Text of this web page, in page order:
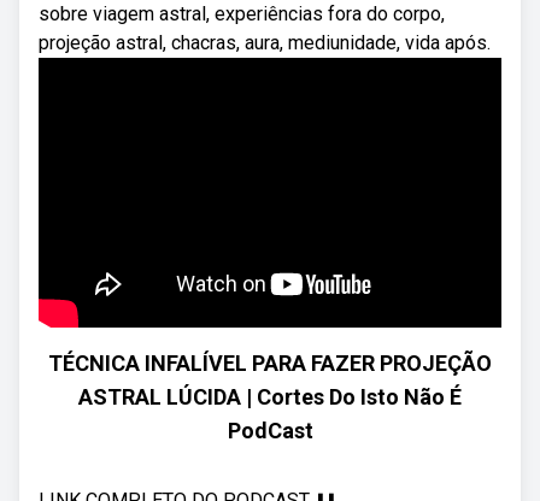
sobre viagem astral, experiências fora do corpo,
projeção astral, chacras, aura, mediunidade, vida após.
TÉCNICA INFALÍVEL PARA FAZER PROJEÇÃO
ASTRAL LÚCIDA | Cortes Do Isto Não É
PodCast